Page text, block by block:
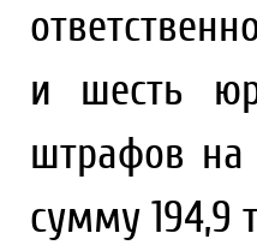
и шесть
штрафов на
сумму 194,9